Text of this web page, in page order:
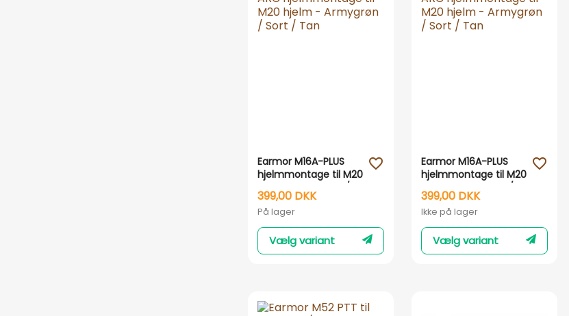
Earmor M16A-PLUS
hjelmmontage til M20
hjelm - Armygrøn /
Sort / Sandfarvet :
Army grøn
399,00 DKK
På lager
Vælg variant
favorite_outline
Earmor M16A-PLUS
hjelmmontage til M20
hjelm - Armygrøn /
Sort / Sandfarvet :
Coyote Brown
399,00 DKK
Ikke på lager
Vælg variant
favorite_outline